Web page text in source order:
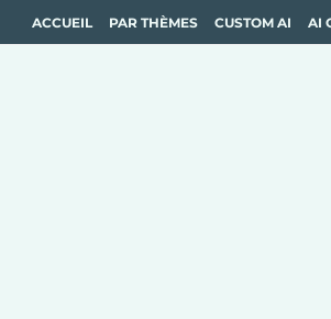
ACCUEIL PAR THÈMES CUSTOM AI AI